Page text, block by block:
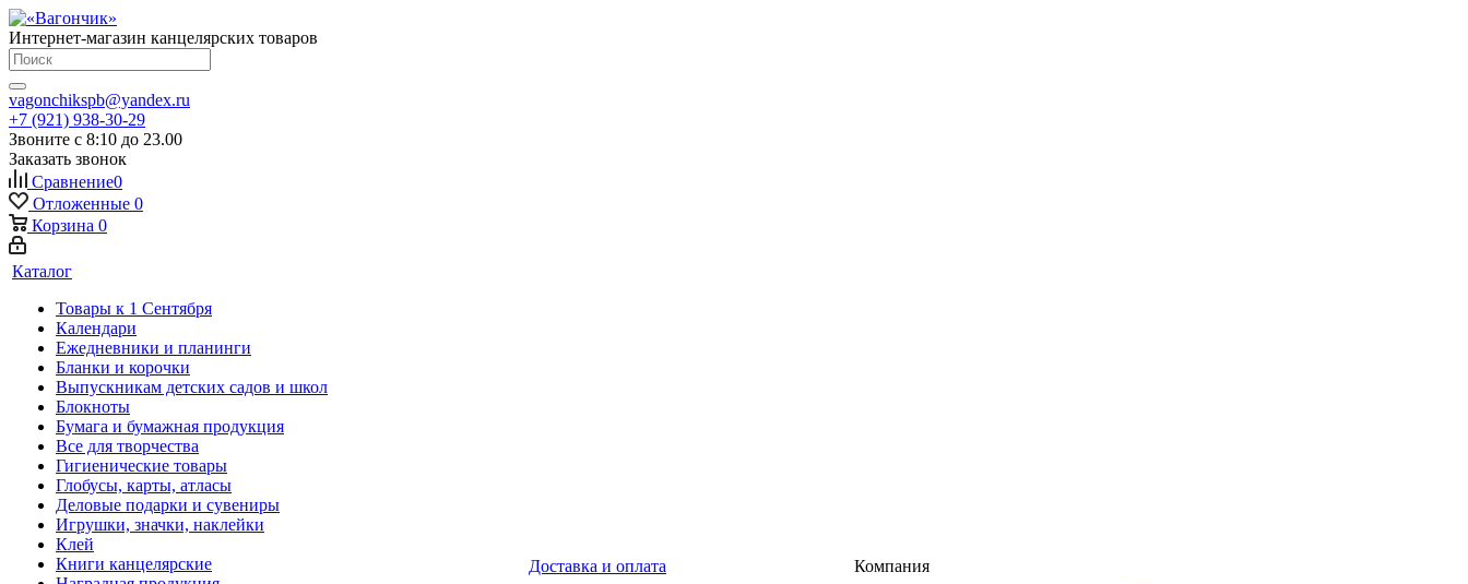
Интернет-магазин канцелярских товаров
vagonchikspb@yandex.ru
+7 (921) 938-30-29
Звоните с 8:10 до 23.00
Заказать звонок
Сравнение0
Отложенные 0
Корзина 0
Каталог
Товары к 1 Сентября
Календари
Ежедневники и планинги
Бланки и корочки
Выпускникам детских садов и школ
Блокноты
Бумага и бумажная продукция
Все для творчества
Гигиенические товары
Глобусы, карты, атласы
Деловые подарки и сувениры
Игрушки, значки, наклейки
Клей
Книги канцелярские
Доставка и оплата
Компания